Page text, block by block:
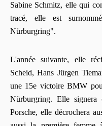
Sabine Schmitz, elle qui
tracé, elle est
Nürburgring".
L'année suivante, elle
Scheid, Hans Jürgen
une 15e victoire BMW
Nürburgring. Elle
Porsche, elle décrochera